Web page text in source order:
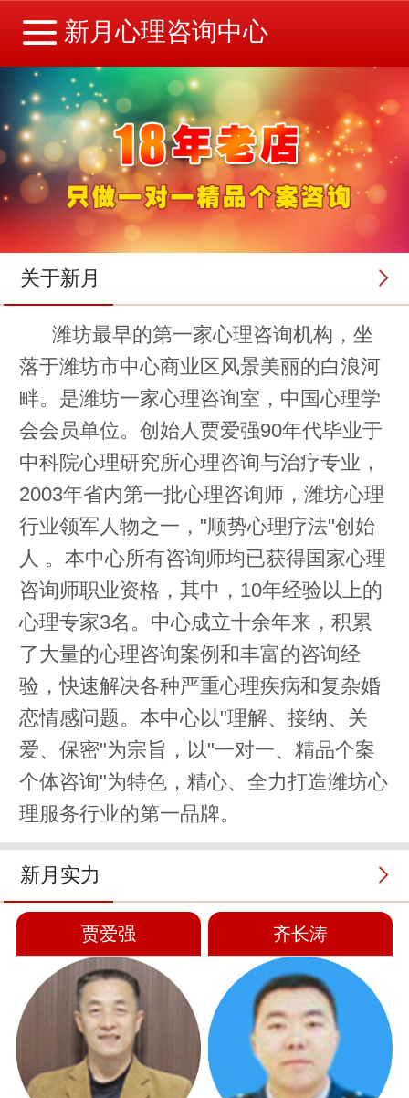
新月心理咨询中心
关于新月
潍坊最早的第一家心理咨询机构，坐
落于潍坊市中心商业区风景美丽的白浪河
畔。是潍坊一家心理咨询室，中国心理学
会会员单位。创始人贾爱强90年代毕业于
中科院心理研究所心理咨询与治疗专业，
2003年省内第一批心理咨询师，潍坊心理
行业领军人物之一，"顺势心理疗法"创始
人 。本中心所有咨询师均已获得国家心理
咨询师职业资格，其中，10年经验以上的
心理专家3名。中心成立十余年来，积累
了大量的心理咨询案例和丰富的咨询经
验，快速解决各种严重心理疾病和复杂婚
恋情感问题。本中心以"理解、接纳、关
爱、保密"为宗旨，以"一对一、精品个案
个体咨询"为特色，精心、全力打造潍坊心
理服务行业的第一品牌。
新月实力
贾爱强 齐长涛